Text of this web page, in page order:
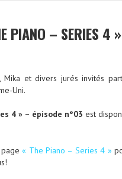
PIANO – SERIES 4
Mika et divers jurés invités
Uni.
4 » – épisode n°03 est
page« The Piano – Series 4 »